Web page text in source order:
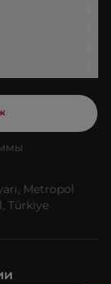
Metropol
Türkiye